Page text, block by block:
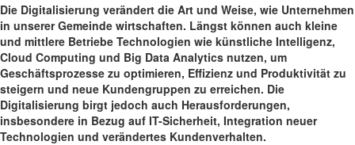
Die Digitalisierung verändert die Art und Weise, wie Unternehmen
in unserer Gemeinde wirtschaften. Längst können auch kleine
und mittlere Betriebe Technologien wie künstliche Intelligenz,
Cloud Computing und Big Data Analytics nutzen, um
Geschäftsprozesse zu optimieren, Effizienz und Produktivität zu
steigern und neue Kundengruppen zu erreichen. Die
Digitalisierung birgt jedoch auch Herausforderungen,
insbesondere in Bezug auf IT-Sicherheit, Integration neuer
Technologien und verändertes Kundenverhalten.